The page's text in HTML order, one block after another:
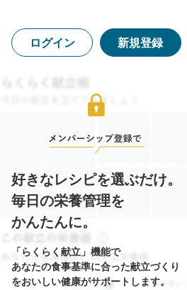
ログイン 新規登録
好きなレシピを選ぶだけ。
毎日の栄養管理を
かんたんに。
「らくらく献立」機能で
あなたの食事基準に合った献立づくり
をおいしい健康がサポートします。